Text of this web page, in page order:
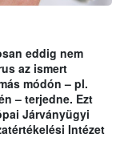
eddig nem
az ismert
módón – pl.
– terjedne. Ezt
Járványügyi
Intézet